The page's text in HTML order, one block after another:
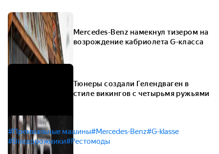
Mercedes-Benz намекнул тизером на
возрождение кабриолета G-класса
Тюнеры создали Гелендваген в
стиле викингов с четырьмя ружьями
#Премиальные машины#Mercedes-Benz#G-klasse
#Внедорожники#Рестомоды